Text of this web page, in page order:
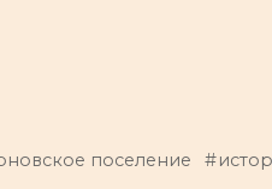
поселение